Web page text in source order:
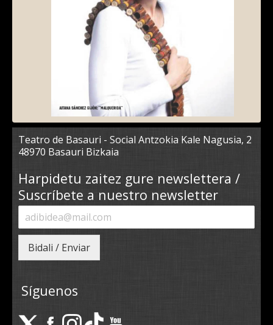
Teatro de Basauri - Social Antzokia Kale Nagusia, 2
48970 Basauri Bizkaia
Harpidetu zaitez gure newslettera /
Suscríbete a nuestro newsletter
Bidali / Enviar
Síguenos